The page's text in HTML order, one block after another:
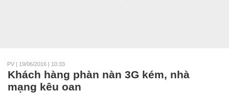
PV | 19/06/2016 | 10:33
Khách hàng phàn nàn 3G kém, nhà
mạng kêu oan